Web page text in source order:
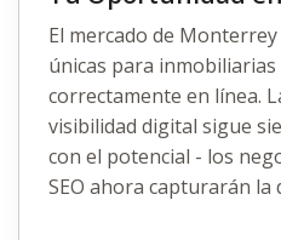
El mercado de
únicas para
correctamente en línea.
visibilidad digital sigue
con el potencial - los
SEO ahora capturarán la